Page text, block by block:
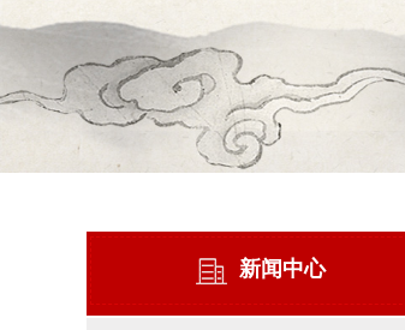
新闻中心